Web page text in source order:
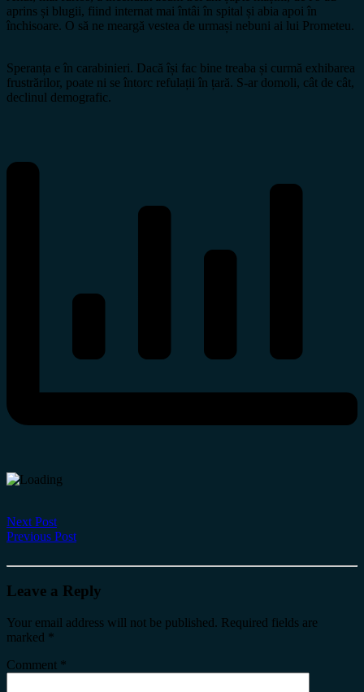
aprins și blugii, fiind internat mai întâi în spital și abia apoi în
închisoare. O să ne meargă vestea de urmași nebuni ai lui Prometeu.
Speranța e în carabinieri. Dacă își fac bine treaba și curmă exhibarea
frustrărilor, poate ni se întorc refulații în țară. S-ar domoli, cât de cât,
declinul demografic.
Next Post
Previous Post
Leave a Reply
Your email address will not be published. Required fields are
marked *
Comment *